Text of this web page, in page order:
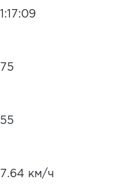
1:17:09
75
55
7.64 км/ч